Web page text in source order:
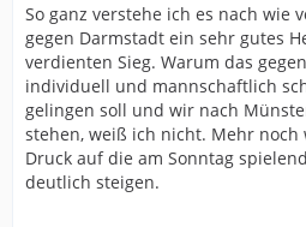
So ganz verstehe ich es nach wie
gegen Darmstadt ein sehr gutes
verdienten Sieg. Warum das
individuell und mannschaftlich
gelingen soll und wir nach
stehen, weiß ich nicht. Mehr
Druck auf die am Sonntag
deutlich steigen.